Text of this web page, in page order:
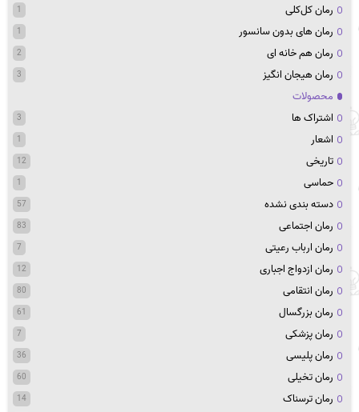
رمان کل‌کلی 1
رمان های بدون سانسور 1
رمان هم خانه ای 2
رمان هیجان انگیز 3
محصولات
اشتراک ها
3
اشعار 1
تاریخی 12
حماسی 1
دسته بندی نشده 57
رمان اجتماعی 83
رمان ارباب رعیتی 7
رمان ازدواج اجباری 12
رمان انتقامی 80
رمان بزرگسال 61
رمان پزشکی 7
رمان پلیسی 36
رمان تخیلی 60
رمان ترسناک 14